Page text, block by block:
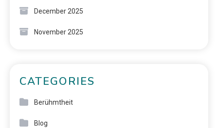
December 2025
November 2025
CATEGORIES
Berühmtheit
Blog